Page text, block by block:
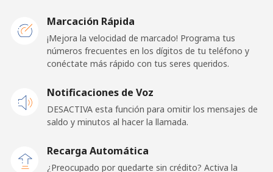
Papua New Guinea
Línea fija ⁦132.9¢⁩ 3 min por ⁦$5⁩ -
Paraguay
Línea fija ⁦3.9¢⁩
Marcación Rápida
¡Mejora la velocidad de marcado! Programa tus
números frecuentes en los dígitos de tu teléfono y
conéctate más rápido con tus seres queridos.
Notificaciones de Voz
DESACTIVA esta función para omitir los mensajes de
saldo y minutos al hacer la llamada.
Recarga Automática
¿Preocupado por quedarte sin crédito? Activa la